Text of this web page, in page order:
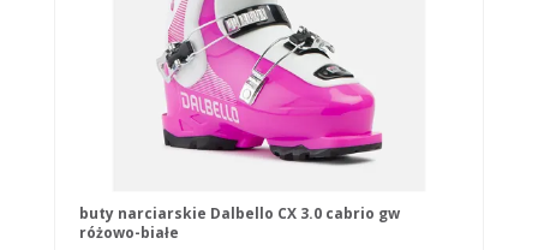
buty narciarskie Dalbello CX 3.0 cabrio gw
różowo-białe